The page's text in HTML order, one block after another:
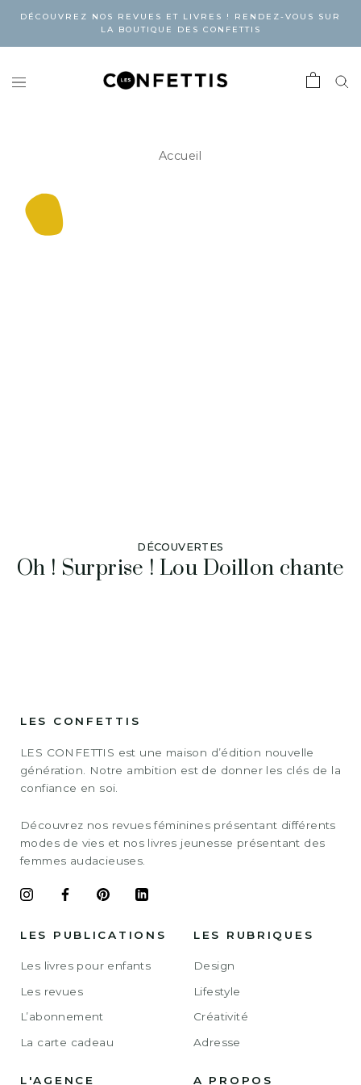
DÉCOUVREZ NOS REVUES ET LIVRES ! RENDEZ-VOUS SUR
LA BOUTIQUE DES CONFETTIS
Accueil
DÉCOUVERTES
Oh ! Surprise ! Lou Doillon chante
LES CONFETTIS
LES CONFETTIS est une maison d’édition nouvelle
génération. Notre ambition est de donner les clés de la
confiance en soi.
Découvrez nos revues féminines présentant différents
modes de vies et nos livres jeunesse présentant des
femmes audacieuses.
LES PUBLICATIONS
Les livres pour enfants
Les revues
L’abonnement
La carte cadeau
LES RUBRIQUES
Design
Lifestyle
Créativité
Adresse
L'AGENCE A PROPOS